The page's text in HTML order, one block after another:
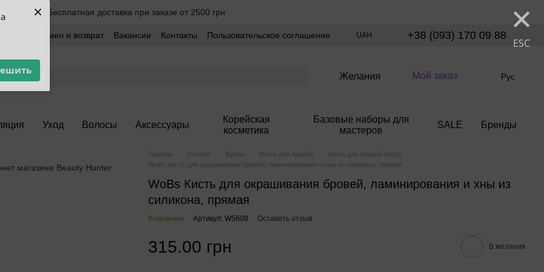
× ×
ESC
Бесплатная доставка при заказе от 2500 грн
Обмен и возврат Вакансии Контакты
Пользовательское соглашение
UAH +38 (093) 170 09 88
Желания Мой заказ Рус
Уход Волосы Аксессуары
Корейская
косметика
Базовые наборы для
мастеров
SALE Бренды
Главная Каталог Брови Кисти для бровей
Кисти для бровей WobS
WoBs Кисть для окрашивания бровей, ламинирования и хны из силикона, прямая
WoBs Кисть для окрашивания бровей, ламинирования и хны из
силикона, прямая
В наличии Артикул: W5608 Оставить отзыв
315.00 грн В желания